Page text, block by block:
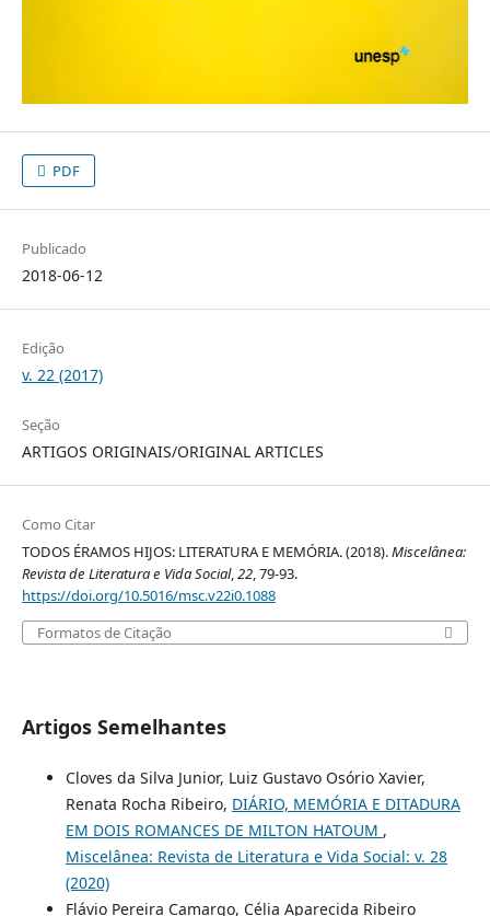
PDF
Publicado
2018-06-12
Edição
v. 22 (2017)
Seção
ARTIGOS ORIGINAIS/ORIGINAL ARTICLES
Como Citar
TODOS ÉRAMOS HIJOS: LITERATURA E MEMÓRIA. (2018).Miscelânea:
Revista de Literatura e Vida Social,22, 79-93.
https://doi.org/10.5016/msc.v22i0.1088
Formatos de Citação
Artigos Semelhantes
Cloves da Silva Junior, Luiz Gustavo Osório Xavier,
Renata Rocha Ribeiro, DIÁRIO, MEMÓRIA E DITADURA
EM DOIS ROMANCES DE MILTON HATOUM ,
Miscelânea: Revista de Literatura e Vida Social: v. 28
(2020)
Flávio Pereira Camargo, Célia Aparecida Ribeiro